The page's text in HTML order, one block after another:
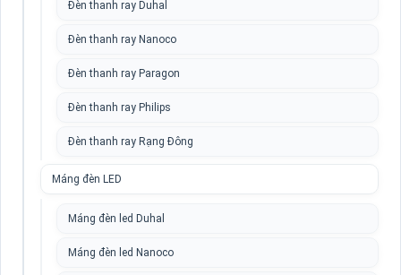
Đèn thanh ray Duhal
Đèn thanh ray Nanoco
Đèn thanh ray Paragon
Đèn thanh ray Philips
Đèn thanh ray Rạng Đông
Máng đèn LED
Máng đèn led Duhal
Máng đèn led Nanoco